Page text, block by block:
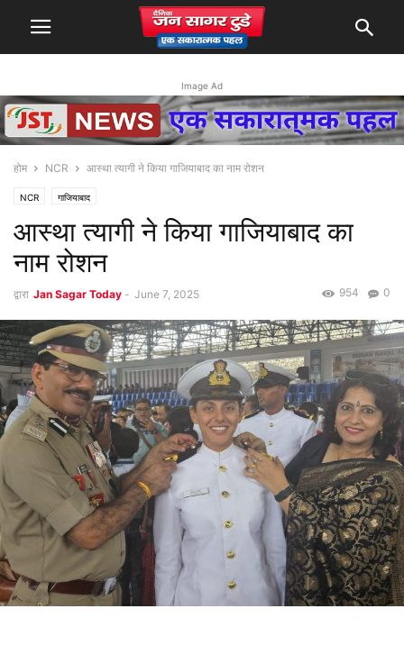
Image Ad
होम NCR आस्था त्यागी ने किया गाजियाबाद का नाम रोशन
NCR गाजियाबाद
आस्था त्यागी ने किया गाजियाबाद का
नाम रोशन
द्वारा Jan Sagar Today - June 7, 2025 0
954